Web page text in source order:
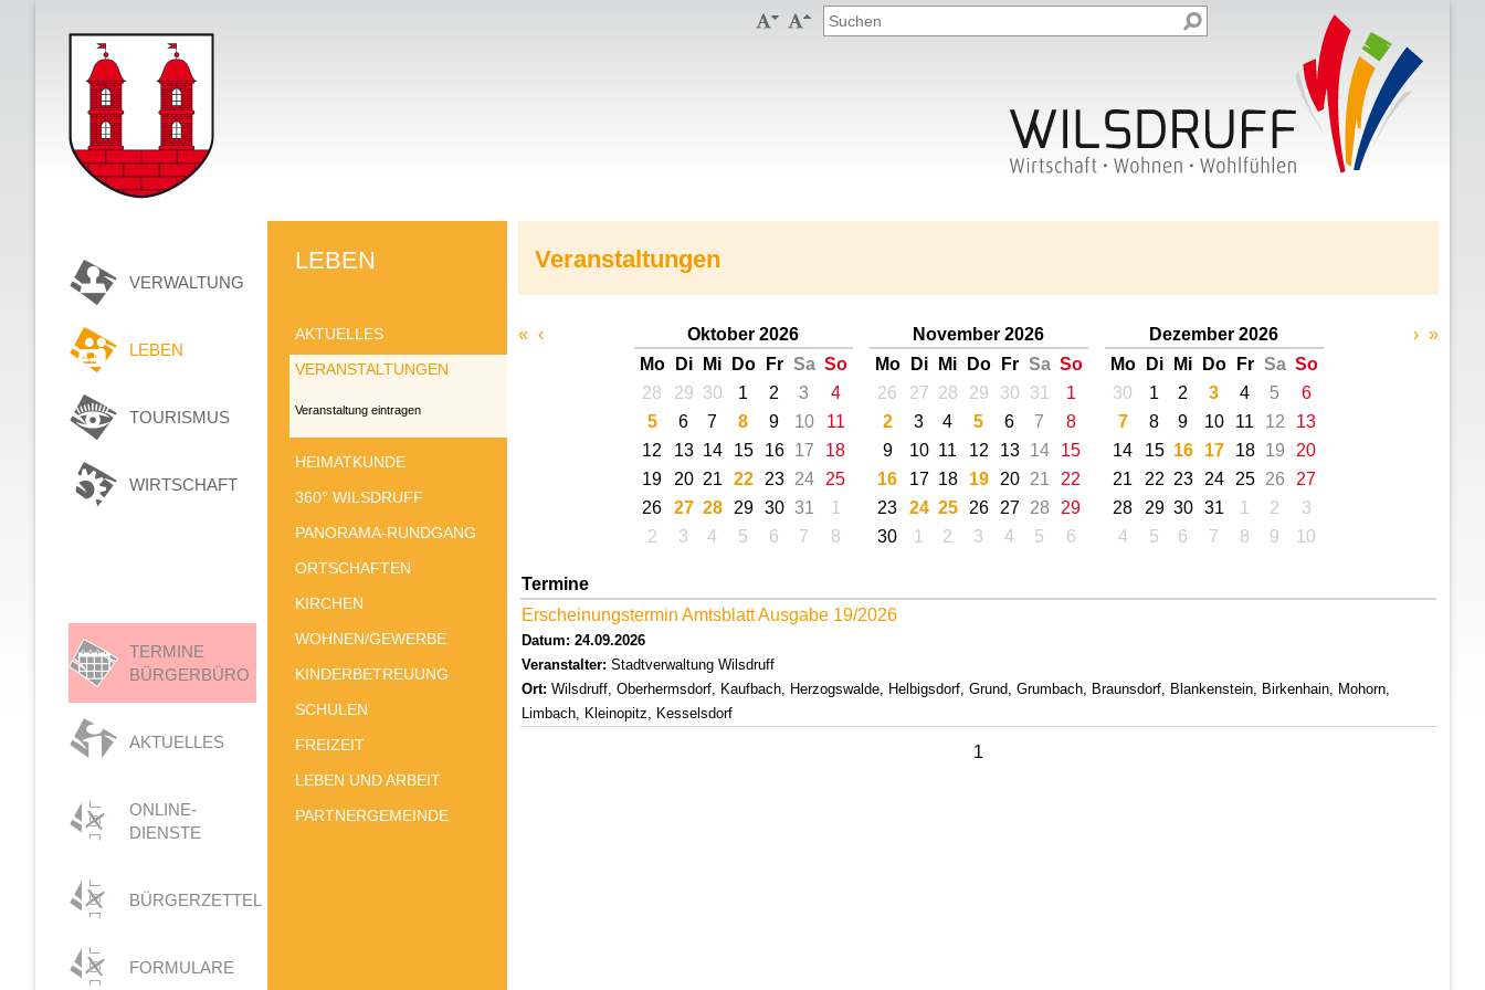
 
VERWALTUNG
LEBEN
TOURISMUS
WIRTSCHAFT
TERMINE
BÜRGERBÜRO
AKTUELLES
ONLINE-
DIENSTE
BÜRGERZETTEL
FORMULARE
LEBEN
AKTUELLES
VERANSTALTUNGEN
Veranstaltung eintragen
HEIMATKUNDE
360° WILSDRUFF
PANORAMA-RUNDGANG
ORTSCHAFTEN
KIRCHEN
WOHNEN/GEWERBE
KINDERBETREUUNG
SCHULEN
FREIZEIT
LEBEN UND ARBEIT
PARTNERGEMEINDE
Veranstaltungen
« ‹
Oktober 2026
Mo
Di Mi Do Fr Sa So
28
29 30 1 2 3
4
5
6 7 8 9 10
11
12
13 14 15 16 17
18
19
20 21 22 23 24
25
26
27 28 29 30 31
1
2
3 4 5 6 7 8
November 2026
Mo
Di Mi Do Fr Sa So
26
27 28 29 30 31
1
2
3 4 5 6 7
8
9
10 11 12 13 14
15
16
17 18 19 20 21
22
23
24 25 26 27 28
29
30
1 2 3 4 5 6
Dezember 2026
Mo
Di Mi Do Fr Sa So
30
1 2 3 4 5
6
7
8 9 10 11 12
13
14
15 16 17 18 19
20
21
22 23 24 25 26
27
28
29 30 31 1 2
3
4
5 6 7 8 9 10
› »
Termine
Erscheinungstermin Amtsblatt Ausgabe 19/2026
Datum: 24.09.2026
Veranstalter: Stadtverwaltung Wilsdruff
Ort: Wilsdruff, Oberhermsdorf, Kaufbach, Herzogswalde, Helbigsdorf, Grund, Grumbach, Braunsdorf, Blankenstein, Birkenhain, Mohorn,
Limbach, Kleinopitz, Kesselsdorf
1